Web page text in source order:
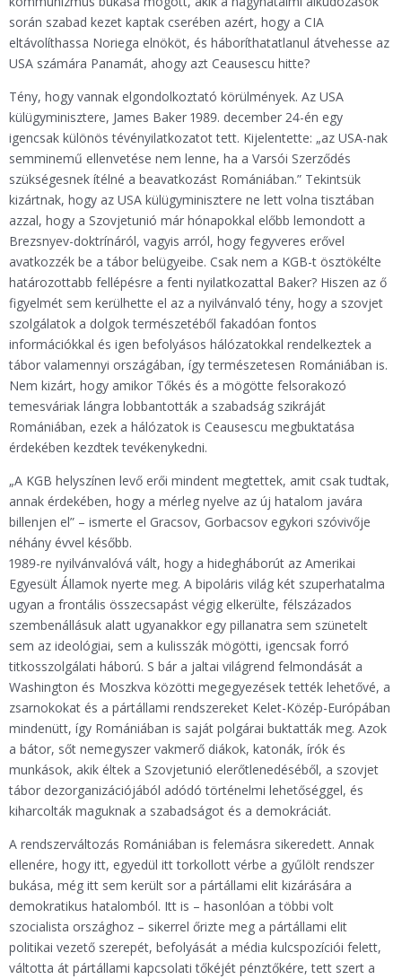
során szabad kezet kaptak cserében azért, hogy a CIA
eltávolíthassa Noriega elnököt, és háboríthatatlanul átvehesse az
USA számára Panamát, ahogy azt Ceausescu hitte?
Tény, hogy vannak elgondolkoztató körülmények. Az USA
külügyminisztere, James Baker 1989. december 24-én egy
igencsak különös tévényilatkozatot tett. Kijelentette: „az USA-nak
semminemű ellenvetése nem lenne, ha a Varsói Szerződés
szükségesnek ítélné a beavatkozást Romániában.” Tekintsük
kizártnak, hogy az USA külügyminisztere ne lett volna tisztában
azzal, hogy a Szovjetunió már hónapokkal előbb lemondott a
Brezsnyev-doktrínáról, vagyis arról, hogy fegyveres erővel
avatkozzék be a tábor belügyeibe. Csak nem a KGB-t ösztökélte
határozottabb fellépésre a fenti nyilatkozattal Baker? Hiszen az ő
figyelmét sem kerülhette el az a nyilvánvaló tény, hogy a szovjet
szolgálatok a dolgok természetéből fakadóan fontos
információkkal és igen befolyásos hálózatokkal rendelkeztek a
tábor valamennyi országában, így természetesen Romániában is.
Nem kizárt, hogy amikor Tőkés és a mögötte felsorakozó
temesváriak lángra lobbantották a szabadság szikráját
Romániában, ezek a hálózatok is Ceausescu megbuktatása
érdekében kezdtek tevékenykedni.
„A KGB helyszínen levő erői mindent megtettek, amit csak tudtak,
annak érdekében, hogy a mérleg nyelve az új hatalom javára
billenjen el” – ismerte el Gracsov, Gorbacsov egykori szóvivője
néhány évvel később.
1989-re nyilvánvalóvá vált, hogy a hidegháborút az Amerikai
Egyesült Államok nyerte meg. A bipoláris világ két szuperhatalma
ugyan a frontális összecsapást végig elkerülte, félszázados
szembenállásuk alatt ugyanakkor egy pillanatra sem szünetelt
sem az ideológiai, sem a kulisszák mögötti, igencsak forró
titkosszolgálati háború. S bár a jaltai világrend felmondását a
Washington és Moszkva közötti megegyezések tették lehetővé, a
zsarnokokat és a pártállami rendszereket Kelet-Közép-Európában
mindenütt, így Romániában is saját polgárai buktatták meg. Azok
a bátor, sőt nemegyszer vakmerő diákok, katonák, írók és
munkások, akik éltek a Szovjetunió elerőtlenedéséből, a szovjet
tábor dezorganizációjából adódó történelmi lehetőséggel, és
kiharcolták maguknak a szabadságot és a demokráciát.
A rendszerváltozás Romániában is felemásra sikeredett. Annak
ellenére, hogy itt, egyedül itt torkollott vérbe a gyűlölt rendszer
bukása, még itt sem került sor a pártállami elit kizárására a
demokratikus hatalomból. Itt is – hasonlóan a többi volt
szocialista országhoz – sikerrel őrizte meg a pártállami elit
politikai vezető szerepét, befolyását a média kulcspozíciói felett,
váltotta át pártállami kapcsolati tőkéjét pénztőkére, tett szert a